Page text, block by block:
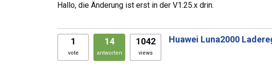
Hallo, die Änderung ist erst in der V1.25.x drin.
1
vote
14
antworten
1042
views
Huawei Luna2000